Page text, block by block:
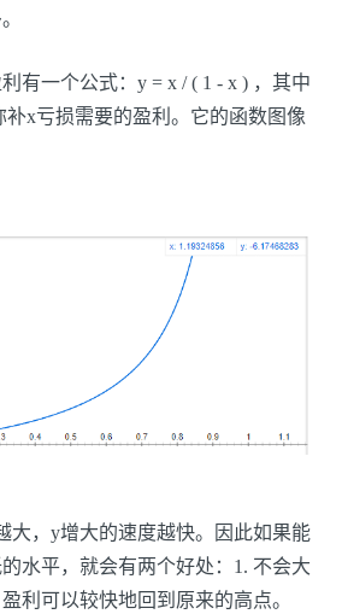
有一个公式：y = x / ( 1 - x ) ，其中
x亏损需要的盈利。它的函数图像
大，y增大的速度越快。因此如果能
水平，就会有两个好处：1. 不会大
利可以较快地回到原来的高点。